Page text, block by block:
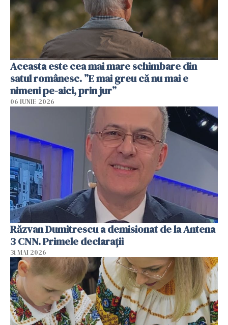
Aceasta este cea mai mare schimbare din
satul românesc. ”E mai greu că nu mai e
nimeni pe-aici, prin jur”
06 IUNIE 2026
Răzvan Dumitrescu a demisionat de la Antena
3 CNN. Primele declarații
31 MAI 2026